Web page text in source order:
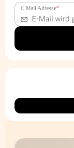
E-Mail Adresse*